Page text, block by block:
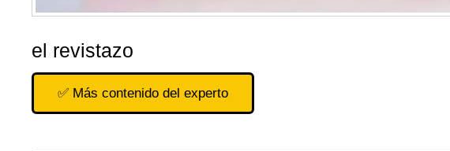
el revistazo
✅ Más contenido del experto